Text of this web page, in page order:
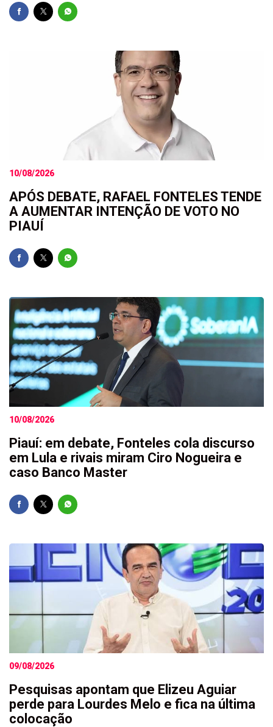
10/08/2026
APÓS DEBATE, RAFAEL FONTELES TENDE
A AUMENTAR INTENÇÃO DE VOTO NO
PIAUÍ
10/08/2026
Piauí: em debate, Fonteles cola discurso
em Lula e rivais miram Ciro Nogueira e
caso Banco Master
09/08/2026
Pesquisas apontam que Elizeu Aguiar
perde para Lourdes Melo e fica na última
colocação